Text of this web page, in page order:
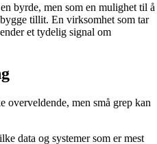
byrde, men som en mulighet til å
tillit. En virksomhet som tar
et tydelig signal om
overveldende, men små grep kan
data og systemer som er mest